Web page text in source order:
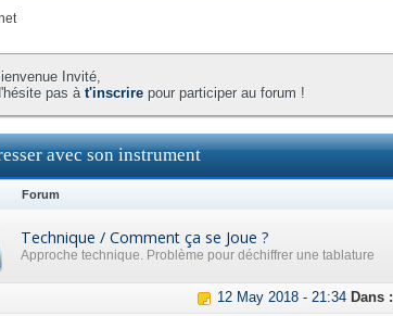
Invité,
pas àt'inscrire pour participer au forum !
avec son instrument
Forum
Technique / Comment ça se Joue ?
Approche technique. Problème pour déchiffrer une tablature
12 May 2018 - 21:34 Dans :